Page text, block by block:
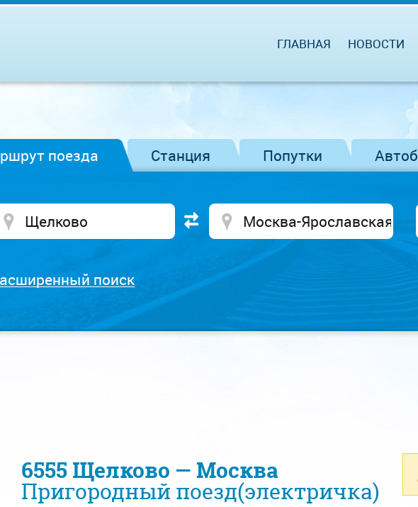
ГЛАВНАЯ НОВОСТИ
поезда Станция Попутки
поиск
6555 Щелково — Москва
Пригородный поезд(электричка)